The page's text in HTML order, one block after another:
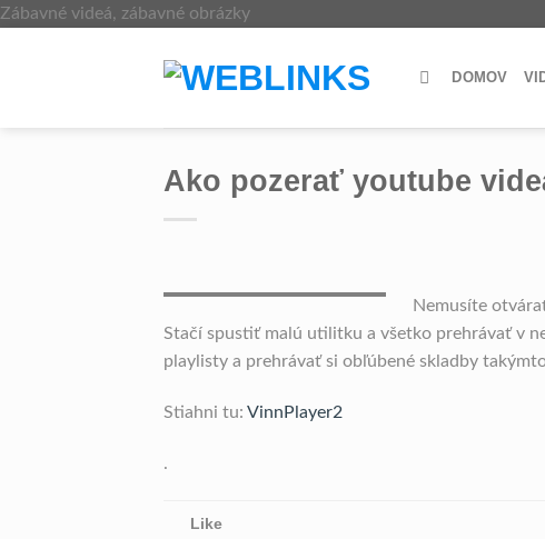
Zábavné videá, zábavné obrázkySkip
content
DOMOV
Ako pozerať youtube
Nemusíte
Stačí spustiť malú utilitku a všetko prehrávať v
playlisty a prehrávať si obľúbené skladby
Stiahni tu: VinnPlayer2
.
Like